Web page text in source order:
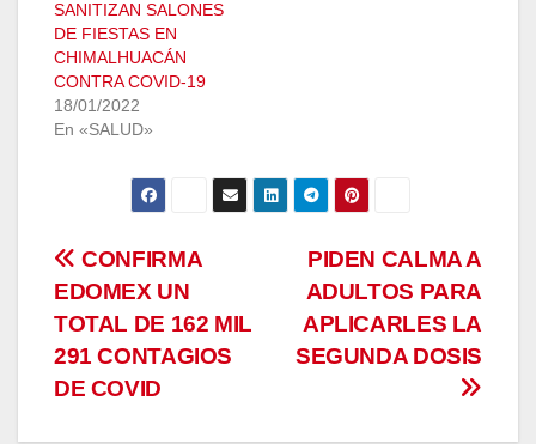
SANITIZAN SALONES
DE FIESTAS EN
CHIMALHUACÁN
CONTRA COVID-19
18/01/2022
En «SALUD»
Navegación
de
entradas
PIDEN CALMA A
ADULTOS PARA
APLICARLES LA
SEGUNDA DOSIS
CONFIRMA
EDOMEX UN
TOTAL DE 162 MIL
291 CONTAGIOS
DE COVID